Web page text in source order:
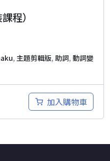
程）
, 主題剪輯版, 助詞, 動詞變
加入購物車